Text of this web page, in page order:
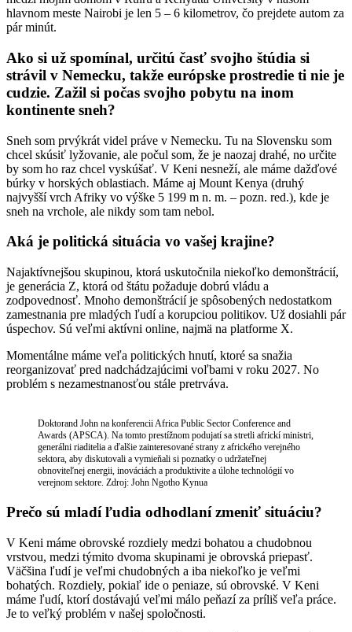
hlavnom meste Nairobi je len 5 – 6 kilometrov, čo prejdete autom za
pár minút.
Ako si už spomínal, určitú časť svojho štúdia si
strávil v Nemecku, takže európske prostredie ti nie je
cudzie. Zažil si počas svojho pobytu na inom
kontinente sneh?
Sneh som prvýkrát videl práve v Nemecku. Tu na Slovensku som
chcel skúsiť lyžovanie, ale počul som, že je naozaj drahé, no určite
by som ho raz chcel vyskúšať. V Keni nesneží, ale máme dažďové
búrky v horských oblastiach. Máme aj Mount Kenya (druhý
najvyšší vrch Afriky vo výške 5 199 m n. m. – pozn. red.), kde je
sneh na vrchole, ale nikdy som tam nebol.
Aká je politická situácia vo vašej krajine?
Najaktívnejšou skupinou, ktorá uskutočnila niekoľko demonštrácií,
je generácia Z, ktorá od štátu požaduje dobrú vládu a
zodpovednosť. Mnoho demonštrácií je spôsobených nedostatkom
zamestnania pre mladých ľudí a korupciou politikov. Už dosiahli pár
úspechov. Sú veľmi aktívni online, najmä na platforme X.
Momentálne máme veľa politických hnutí, ktoré sa snažia
reorganizovať pred nadchádzajúcimi voľbami v roku 2027. No
problém s nezamestnanosťou stále pretrváva.
Doktorand John na konferencii Africa Public Sector Conference and
Awards (APSCA). Na tomto prestížnom podujatí sa stretli africkí ministri,
generálni riaditelia a ďalšie zainteresované strany z afrického verejného
sektora, aby diskutovali a vymieňali si poznatky o udržateľnej
obnoviteľnej energii, inováciách a produktivite a úlohe technológií vo
verejnom sektore. Zdroj: John Ngotho Kynua
Prečo sú mladí ľudia odhodlaní zmeniť situáciu?
V Keni máme obrovské rozdiely medzi bohatou a chudobnou
vrstvou, medzi týmito dvoma skupinami je obrovská priepasť.
Väčšina ľudí je veľmi chudobných a iba niekoľko je veľmi
bohatých. Rozdiely, pokiaľ ide o peniaze, sú obrovské. V Keni
máme ľudí, ktorí dostávajú veľmi málo peňazí za príliš veľa práce.
Je to veľký problém v našej spoločnosti.